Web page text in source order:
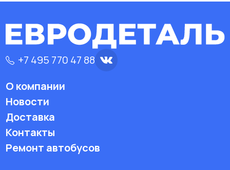
+7 495 770 47 88
О компании
Новости
Доставка
Контакты
Ремонт автобусов